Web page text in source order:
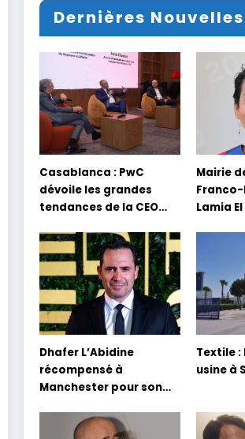
Dernières Nouvelles
Casablanca : PwC
dévoile les grandes
tendances de la CEO
Mairie
Lamia
Dhafer L’Abidine
récompensé à
Manchester pour son
Textile :
usine à